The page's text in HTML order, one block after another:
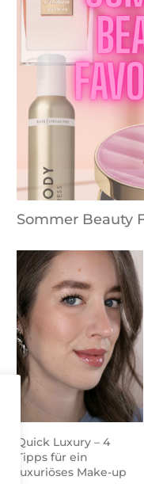
Sommer Beauty
Quick Luxury – 4
Tipps für ein
luxuriöses Make-up